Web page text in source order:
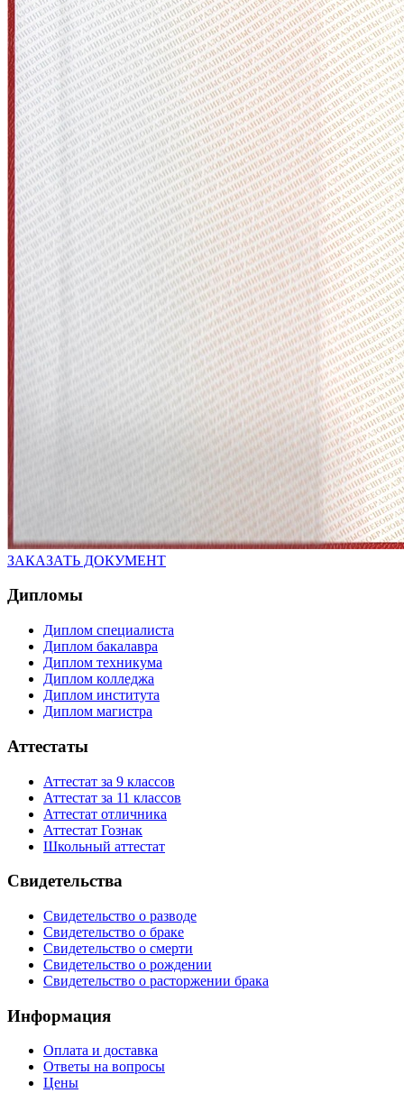
ЗАКАЗАТЬ ДОКУМЕНТ
Дипломы
Диплом специалиста
Диплом бакалавра
Диплом техникума
Диплом колледжа
Диплом института
Диплом магистра
Аттестаты
Аттестат за 9 классов
Аттестат за 11 классов
Аттестат отличника
Аттестат Гознак
Школьный аттестат
Свидетельства
Свидетельство о разводе
Свидетельство о браке
Свидетельство о смерти
Свидетельство о рождении
Свидетельство о расторжении брака
Информация
Оплата и доставка
Ответы на вопросы
Цены